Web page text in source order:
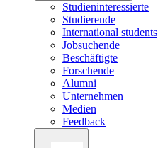
Studieninteressierte
Studierende
International students
Jobsuchende
Beschäftigte
Forschende
Alumni
Unternehmen
Medien
Feedback